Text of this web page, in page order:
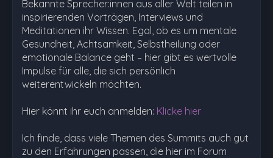
Bekannte Sprecher:innen aus aller Welt teilen in
inspirierenden Vorträgen, Interviews und
Meditationen ihr Wissen. Egal, ob es um mentale
Gesundheit, Achtsamkeit, Selbstheilung oder
emotionale Balance geht – hier gibt es wertvolle
Impulse für alle, die sich persönlich
weiterentwickeln möchten.
Hier könnt ihr euch anmelden: Klicke hier
Ich finde, dass viele Themen des Summits auch gut
zu den Erfahrungen passen, die hier im Forum